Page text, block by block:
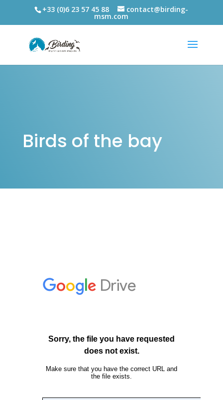
+33 (0)6 23 57 45 88 contact@birding-
msm.com
Birds of the bay